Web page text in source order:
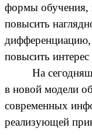
формы обучения,
повысить
дифференциацию,
повысить
На
в новой модели
современных
реализующей